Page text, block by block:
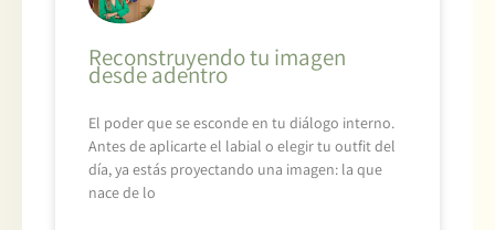
Reconstruyendo tu imagen
desde adentro
El poder que se esconde en tu diálogo interno.
Antes de aplicarte el labial o elegir tu outfit del
día, ya estás proyectando una imagen: la que
nace de lo